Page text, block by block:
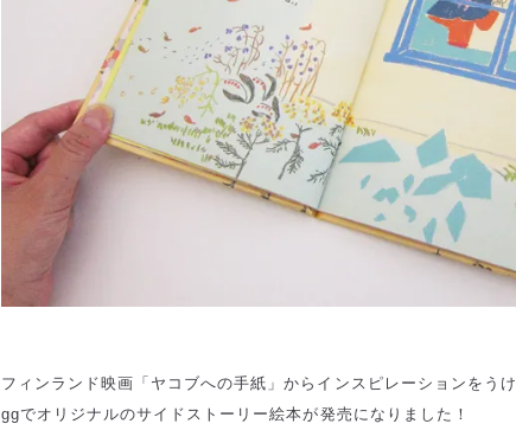
フィンランド映画「ヤコブへの手紙」からインスピレーションをうけ
ggでオリジナルのサイドストーリー絵本が発売になりました！